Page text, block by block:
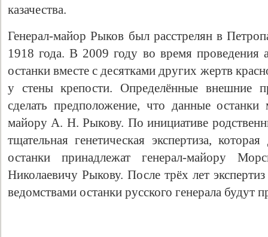
казачества.
Генерал-майор Рыков был расстрелян в
1918 года. В 2009 году во время проведения
останки вместе с десятками других жертв
у стены крепости. Определённые внешние
сделать предположение, что данные останки
майору А. Н. Рыкову. По инициативе
тщательная генетическая экспертиза,
останки принадлежат генерал-майору
Николаевичу Рыкову. После трёх лет
ведомствами останки русского генерала будут
Свидетельство